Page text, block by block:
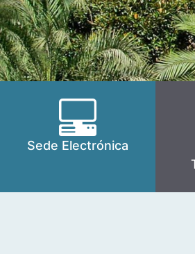
Sede Electrónica